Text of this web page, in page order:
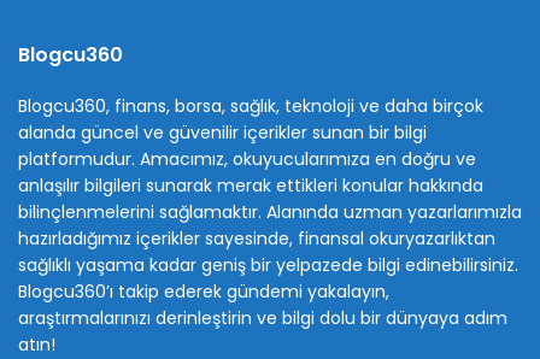
Blogcu360
Blogcu360, finans, borsa, sağlık, teknoloji ve daha birçok
alanda güncel ve güvenilir içerikler sunan bir bilgi
platformudur. Amacımız, okuyucularımıza en doğru ve
anlaşılır bilgileri sunarak merak ettikleri konular hakkında
bilinçlenmelerini sağlamaktır. Alanında uzman yazarlarımızla
hazırladığımız içerikler sayesinde, finansal okuryazarlıktan
sağlıklı yaşama kadar geniş bir yelpazede bilgi edinebilirsiniz.
Blogcu360’ı takip ederek gündemi yakalayın,
araştırmalarınızı derinleştirin ve bilgi dolu bir dünyaya adım
atın!